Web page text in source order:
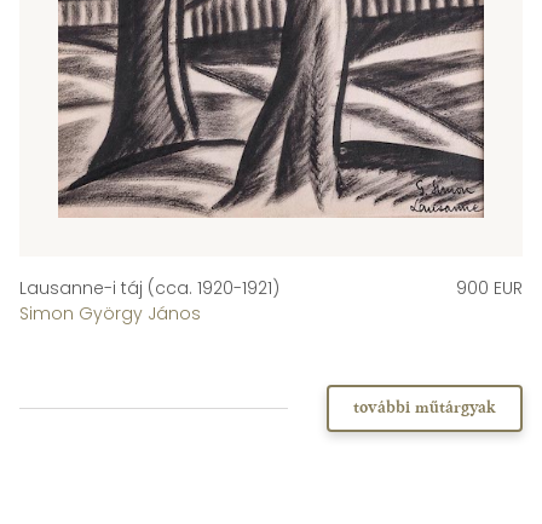
Lausanne-i táj (cca. 1920-1921)
Simon György János
900 EUR
további műtárgyak